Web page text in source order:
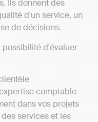
Ils donnent des
d'un service, un
de décisions.
possibilité d'évaluer
comptable
dans vos projets
services et les